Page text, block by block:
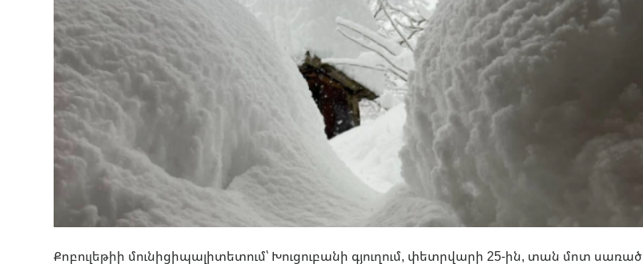
Քոբուլեթիի մունիցիպալիտետում՝ Խուցուբանի գյուղում, փետրվարի 25-ին, տան մոտ սառած